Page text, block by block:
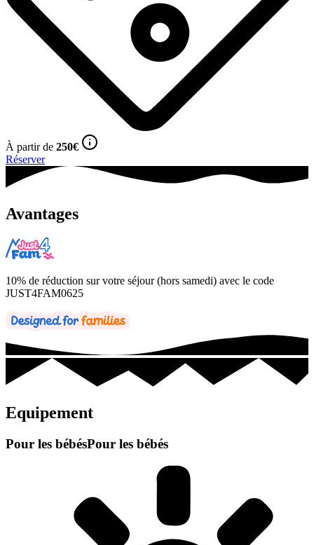
À partir de 250€
Réserver
Avantages
10% de réduction sur votre séjour (hors samedi) avec le code
JUST4FAM0625
Equipement
Pour les bébésPour les bébés